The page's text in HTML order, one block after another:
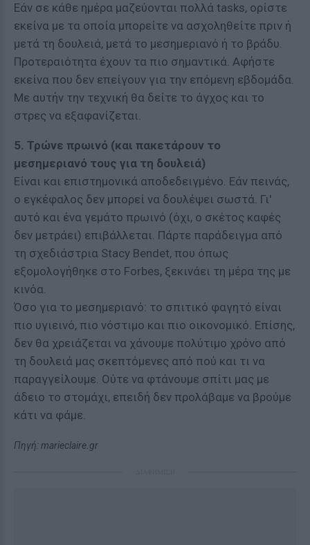
Εάν σε κάθε ημέρα μαζεύονται πολλά tasks, ορίστε
εκείνα με τα οποία μπορείτε να ασχοληθείτε πριν ή
μετά τη δουλειά, μετά το μεσημεριανό ή το βράδυ.
Προτεραιότητα έχουν τα πιο σημαντικά. Αφήστε
εκείνα που δεν επείγουν για την επόμενη εβδομάδα.
Με αυτήν την τεχνική θα δείτε το άγχος και το
στρες να εξαφανίζεται.
5. Τρώνε πρωινό (και πακετάρουν το
μεσημεριανό τους για τη δουλειά)
Είναι και επιστημονικά αποδεδειγμένο. Εάν πεινάς,
ο εγκέφαλος δεν μπορεί να δουλέψει σωστά. Γι'
αυτό και ένα γεμάτο πρωινό (όχι, ο σκέτος καφές
δεν μετράει) επιβάλλεται. Πάρτε παράδειγμα από
τη σχεδιάστρια Stacy Bendet, που όπως
εξομολογήθηκε στο Forbes, ξεκινάει τη μέρα της με
κινόα.
Όσο για το μεσημεριανό: το σπιτικό φαγητό είναι
πιο υγιεινό, πιο νόστιμο και πιο οικονομικό. Επίσης,
δεν θα χρειάζεται να χάνουμε πολύτιμο χρόνο από
τη δουλειά μας σκεπτόμενες από πού και τι να
παραγγείλουμε. Ούτε να φτάνουμε σπίτι μας με
άδειο το στομάχι, επειδή δεν προλάβαμε να βρούμε
κάτι να φάμε.
Πηγή: marieclaire.gr